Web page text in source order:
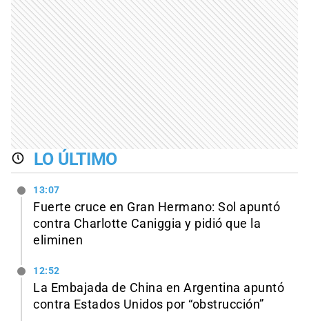
LO ÚLTIMO
13:07
Fuerte cruce en Gran Hermano: Sol apuntó
contra Charlotte Caniggia y pidió que la
eliminen
12:52
La Embajada de China en Argentina apuntó
contra Estados Unidos por “obstrucción”